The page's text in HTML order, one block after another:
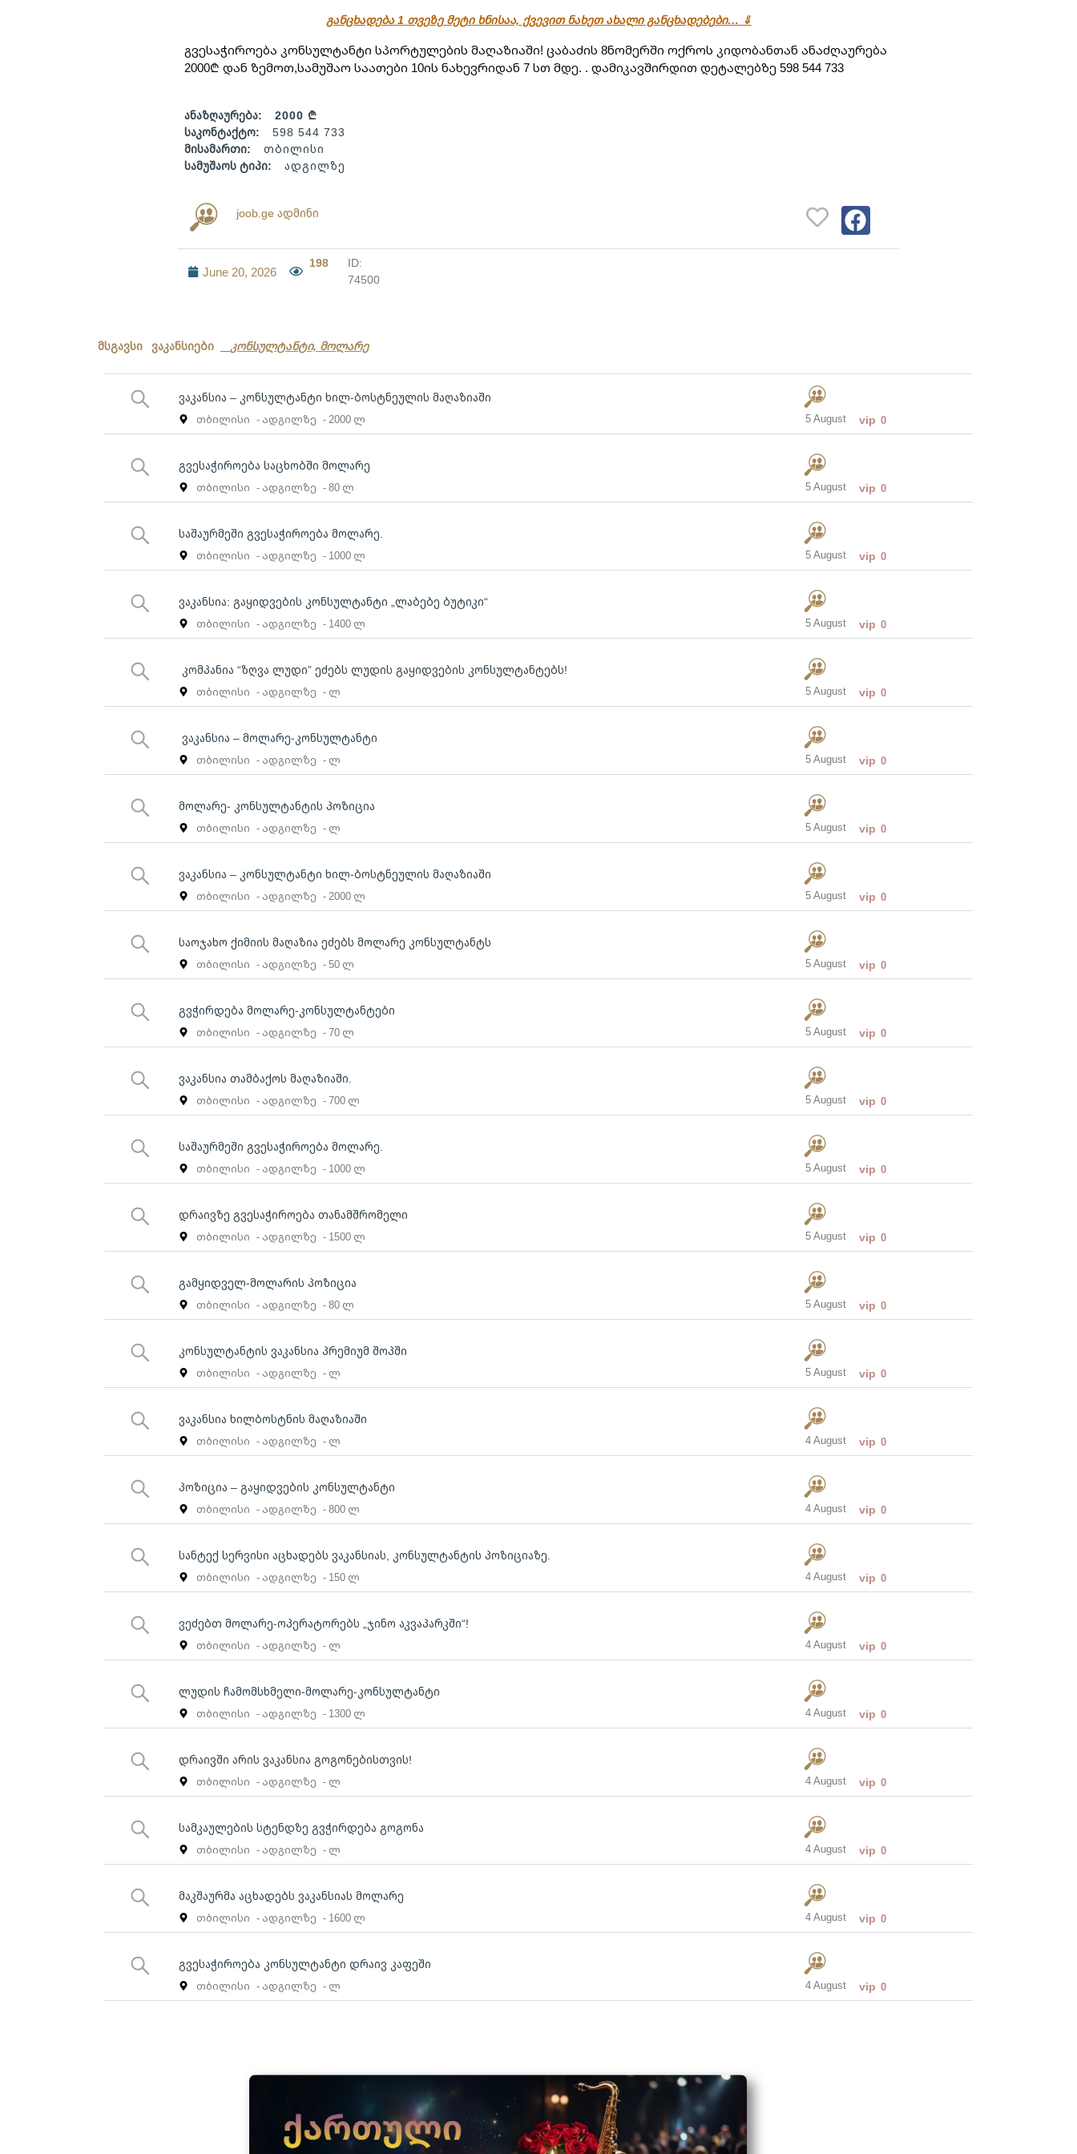
განცხადება 1 თვეზე მეტი ხნისაა, ქვევით ნახეთ ახალი განცხადებები… ⇓
გვესაჭიროება კონსულტანტი სპორტულების მაღაზიაში! ცაბაძის 8ნომერში ოქროს კიდობანთან ანაძღაურება
2000₾ დან ზემოთ,სამუშაო საათები 10ის ნახევრიდან 7 სთ მდე. . დამიკავშირდით დეტალებზე 598 544 733
ანაზღაურება:
2000 ₾
საკონტაქტო:
598 544 733
მისამართი:
თბილისი
სამუშაოს ტიპი:
ადგილზე
joob.ge ადმინი
June 20, 2026
198
ID:
74500
მსგავსი ვაკანსიები კონსულტანტი, მოლარე
ვაკანსია – კონსულტანტი ხილ-ბოსტნეულის მაღაზიაში
თბილისი - ადგილზე - 2000 ლ 5 August vip 0
გვესაჭიროება საცხობში მოლარე
თბილისი - ადგილზე - 80 ლ 5 August vip 0
საშაურმეში გვესაჭიროება მოლარე.
თბილისი - ადგილზე - 1000 ლ 5 August vip 0
ვაკანსია: გაყიდვების კონსულტანტი „ლაბებე ბუტიკი“
თბილისი - ადგილზე - 1400 ლ 5 August vip 0
კომპანია “ზღვა ლუდი” ეძებს ლუდის გაყიდვების კონსულტანტებს!
თბილისი - ადგილზე - ლ 5 August vip 0
ვაკანსია – მოლარე-კონსულტანტი
თბილისი - ადგილზე - ლ 5 August vip 0
მოლარე- კონსულტანტის პოზიცია
თბილისი - ადგილზე - ლ 5 August vip 0
ვაკანსია – კონსულტანტი ხილ-ბოსტნეულის მაღაზიაში
თბილისი - ადგილზე - 2000 ლ 5 August vip 0
საოჯახო ქიმიის მაღაზია ეძებს მოლარე კონსულტანტს
თბილისი - ადგილზე - 50 ლ 5 August vip 0
გვჭირდება მოლარე-კონსულტანტები
თბილისი - ადგილზე - 70 ლ 5 August vip 0
ვაკანსია თამბაქოს მაღაზიაში.
თბილისი - ადგილზე - 700 ლ 5 August vip 0
საშაურმეში გვესაჭიროება მოლარე.
თბილისი - ადგილზე - 1000 ლ 5 August vip 0
დრაივზე გვესაჭიროება თანამშრომელი
თბილისი - ადგილზე - 1500 ლ 5 August vip 0
გამყიდველ-მოლარის პოზიცია
თბილისი - ადგილზე - 80 ლ 5 August vip 0
კონსულტანტის ვაკანსია პრემიუმ შოპში
თბილისი - ადგილზე - ლ 5 August vip 0
ვაკანსია ხილბოსტნის მაღაზიაში
თბილისი - ადგილზე - ლ 4 August vip 0
პოზიცია – გაყიდვების კონსულტანტი
თბილისი - ადგილზე - 800 ლ 4 August vip 0
სანტექ სერვისი აცხადებს ვაკანსიას, კონსულტანტის პოზიციაზე.
თბილისი - ადგილზე - 150 ლ 4 August vip 0
ვეძებთ მოლარე-ოპერატორებს „ჯინო აკვაპარკში“!
თბილისი - ადგილზე - ლ 4 August vip 0
ლუდის ჩამომსხმელი-მოლარე-კონსულტანტი
თბილისი - ადგილზე - 1300 ლ 4 August vip 0
დრაივში არის ვაკანსია გოგონებისთვის!
თბილისი - ადგილზე - ლ 4 August vip 0
სამკაულების სტენდზე გვჭირდება გოგონა
თბილისი - ადგილზე - ლ 4 August vip 0
მაკშაურმა აცხადებს ვაკანსიას მოლარე
თბილისი - ადგილზე - 1600 ლ 4 August vip 0
გვესაჭიროება კონსულტანტი დრაივ კაფეში
თბილისი - ადგილზე - ლ 4 August vip 0